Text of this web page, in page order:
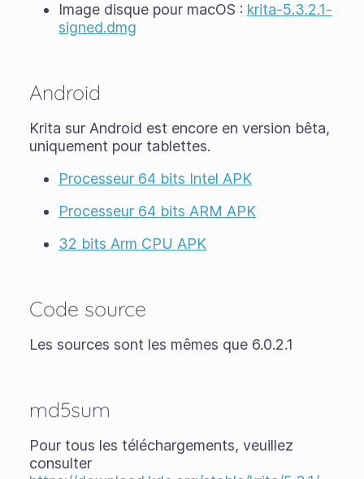
Image disque pour macOS : krita-5.3.2.1-
signed.dmg
Android
Krita sur Android est encore en version bêta,
uniquement pour tablettes.
Processeur 64 bits Intel APK
Processeur 64 bits ARM APK
32 bits Arm CPU APK
Code source
Les sources sont les mêmes que 6.0.2.1
md5sum
Pour tous les téléchargements, veuillez
consulter